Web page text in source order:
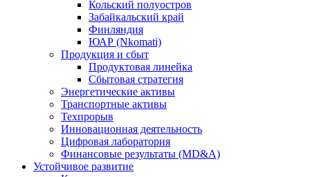
Кольский полуостров
Забайкальский край
Финляндия
ЮАР (Nkomati)
Продукция и сбыт
Продуктовая линейка
Сбытовая стратегия
Энергетические активы
Транспортные активы
Техпрорыв
Инновационная деятельность
Цифровая лаборатория
Финансовые результаты (MD&A)
Устойчивое развитие